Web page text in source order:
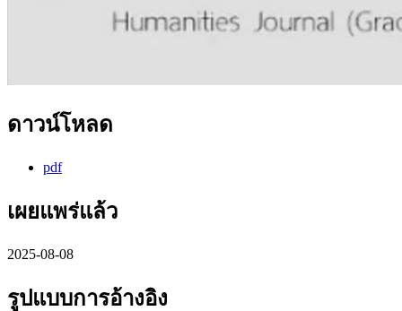
ดาวน์โหลด
pdf
เผยแพร่แล้ว
2025-08-08
รูปแบบการอ้างอิง